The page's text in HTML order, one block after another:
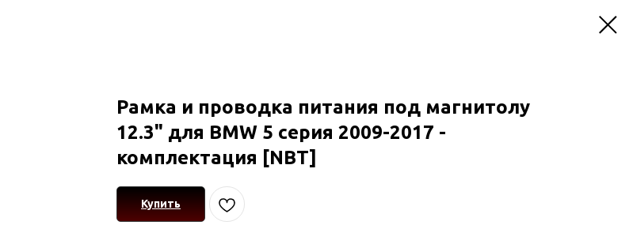
Рамка и проводка питания под магнитолу
12.3" для BMW 5 серия 2009-2017 -
комплектация [NBT]
Купить